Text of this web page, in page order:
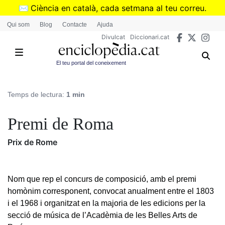
Vés
✉️ Ciència en català, cada setmana al teu correu.
➜Subscriu-te al butlletí de Divulcat
Qui som Blog Contacte Ajuda
Divulcat Diccionari.cat
El teu portal del coneixement
Temps de lectura: 1 min
Premi de Roma
Prix de Rome
Nom que rep el concurs de composició, amb el premi
homònim corresponent, convocat anualment entre el 1803
i el 1968 i organitzat en la majoria de les edicions per la
secció de música de l’Acadèmia de les Belles Arts de